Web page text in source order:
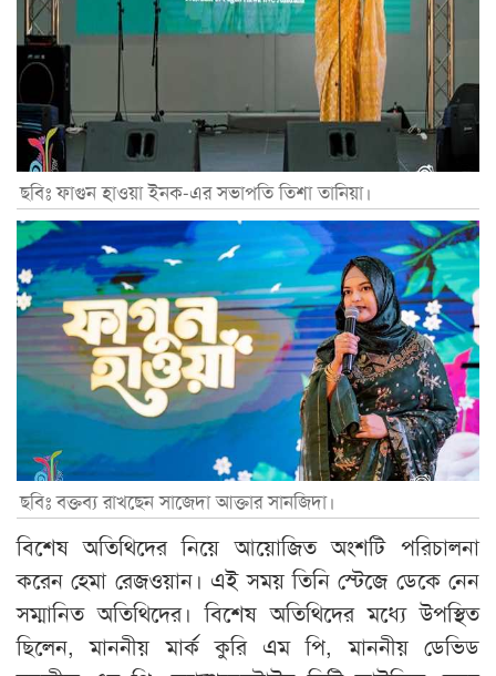
ছবিঃ ফাগুন হাওয়া ইনক-এর সভাপতি তিশা তানিয়া।
ছবিঃ বক্তব্য রাখছেন সাজেদা আক্তার সানজিদা।
বিশেষ অতিথিদের নিয়ে আয়োজিত অংশটি পরিচালনা
করেন হেমা রেজওয়ান। এই সময় তিনি স্টেজে ডেকে নেন
সম্মানিত অতিথিদের। বিশেষ অতিথিদের মধ্যে উপস্থিত
ছিলেন, মাননীয় মার্ক কুরি এম পি, মাননীয় ডেভিড